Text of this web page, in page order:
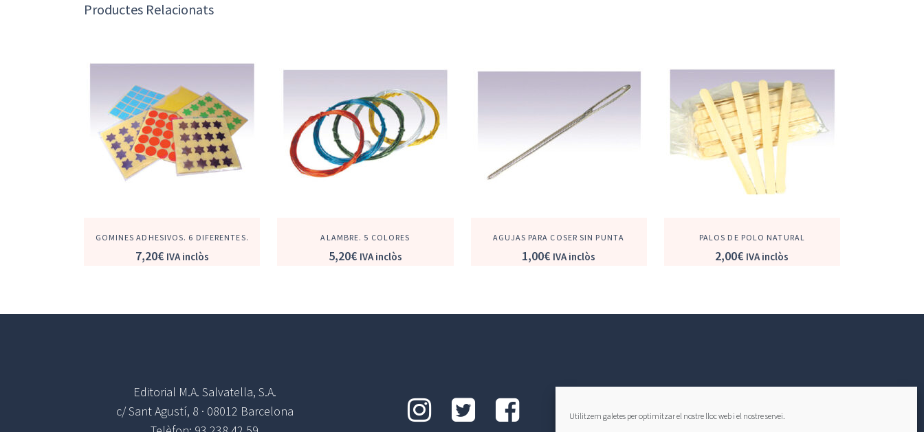
Utilitzem galetes per optimitzar el nostre lloc web i el nostre servei.
Productes Relacionats
GOMINES ADHESIVOS. 6 DIFERENTES.
7,20€ IVA inclòs
ALAMBRE. 5 COLORES
5,20€ IVA inclòs
AGUJAS PARA COSER SIN PUNTA
1,00€ IVA inclòs
PALOS DE POLO NATURAL
2,00€ IVA inclòs
Editorial M.A. Salvatella, S.A.
c/ Sant Agustí, 8 · 08012 Barcelona
Atenció al Client
Política de compres i devolucions